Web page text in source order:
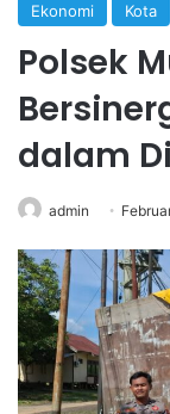
Ekonomi Kota
Polsek
dalam
admin